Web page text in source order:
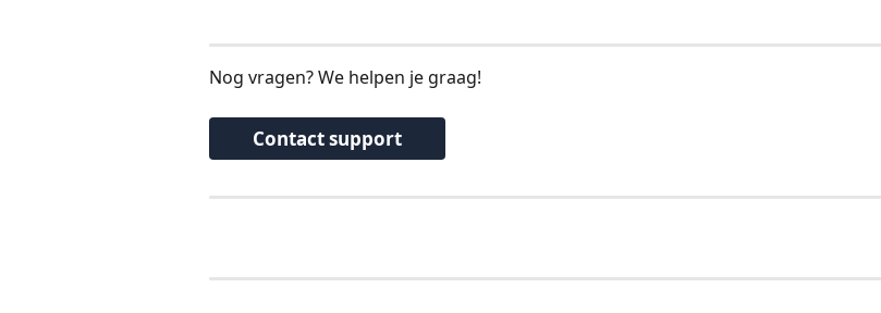
Nog vragen? We helpen je graag!
Contact support